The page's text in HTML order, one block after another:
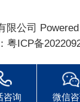
限公司
粤ICP备
咨询 微信